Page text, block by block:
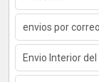
envios por
Envio Interior del